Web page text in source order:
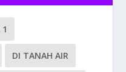
DI TANAH AIR